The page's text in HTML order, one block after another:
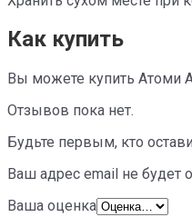
Как купить
Вы можете купить Атоми
Отзывов пока нет.
Будьте первым, кто
Ваш адрес email не будет
Ваша оценка